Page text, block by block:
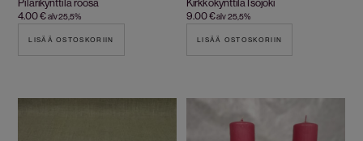
Pilarikynttilä roosa
4.00€alv 25,5%
LISÄÄ OSTOSKORIIN
Kirkkokynttilä Isojoki
9.00€alv 25,5%
LISÄÄ OSTOSKORIIN